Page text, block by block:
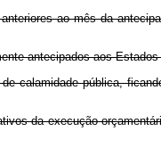
ao mês da
antecipados aos
calamidade pública,
da execução